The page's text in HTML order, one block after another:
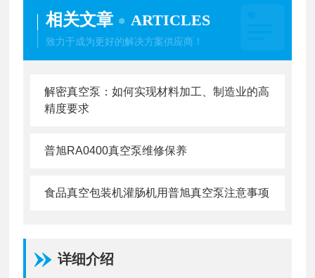
相关文章 ARTICLES
致力于成为更好的解决方案供应商！
解密真空泵：如何实现材料加工、制造业的高
精度要求
普旭RA0400真空泵维修保养
食品真空包装机灌肠机用普旭真空泵注意事项
详细介绍